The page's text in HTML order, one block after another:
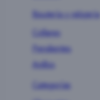
Bisutería y relojería
Collares
Pendientes
Anillos
Categorías